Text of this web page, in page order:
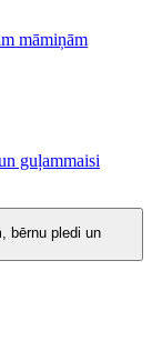
māmiņām
guļammaisi
bērnu pledi un